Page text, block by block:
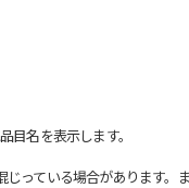
名を表示します。
ている場合があります。